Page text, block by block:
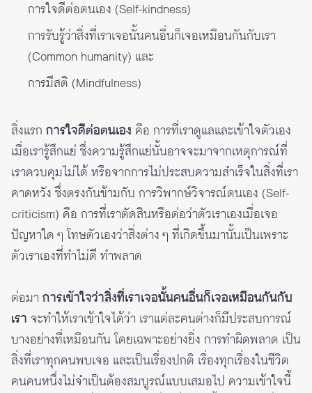
การใจดีต่อตนเอง (Self-kindness)
การรับรู้ว่าสิ่งที่เราเจอนั้นคนอื่นก็เจอเหมือนกันกับเรา
(Common humanity) และ
การมีสติ (Mindfulness)
สิ่งแรก การใจดีต่อตนเอง คือ การที่เราดูแลและเข้าใจตัวเอง
เมื่อเรารู้สึกแย่ ซึ่งความรู้สึกแย่นั้นอาจจะมาจากเหตุการณ์ที่
เราควบคุมไม่ได้ หรือจากการไม่ประสบความสำเร็จในสิ่งที่เรา
คาดหวังซึ่งตรงกันข้ามกับ การวิพากษ์วิจารณ์ตนเอง (Self-
criticism) คือ การที่เราตัดสินหรือต่อว่าตัวเราเองเมื่อเจอ
ปัญหาใด ๆ โทษตัวเองว่าสิ่งต่าง ๆ ที่เกิดขึ้นมานั้นเป็นเพราะ
ตัวเราเองที่ทำไม่ดี ทำพลาด
ต่อมา การเข้าใจว่าสิ่งที่เราเจอนั้นคนอื่นก็เจอเหมือนกันกับ
เรา จะทำให้เราเข้าใจได้ว่า เราแต่ละคนต่างก็มีประสบการณ์
บางอย่างที่เหมือนกัน โดยเฉพาะอย่างยิ่ง การทำผิดพลาด เป็น
สิ่งที่เราทุกคนพบเจอ และเป็นเรื่องปกติ เรื่องทุกเรื่องในชีวิต
คนคนหนึ่งไม่จำเป็นต้องสมบูรณ์แบบเสมอไป ความเข้าใจนี้